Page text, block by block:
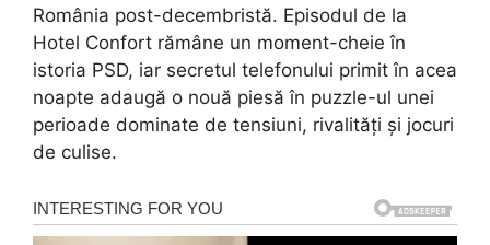
România post-decembristă. Episodul de la
Hotel Confort rămâne un moment-cheie în
istoria PSD, iar secretul telefonului primit în acea
noapte adaugă o nouă piesă în puzzle-ul unei
perioade dominate de tensiuni, rivalități și jocuri
de culise.